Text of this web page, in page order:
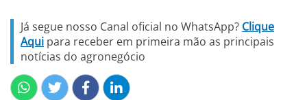
Já segue nosso Canal oficial no WhatsApp? Clique
Aqui para receber em primeira mão as principais
notícias do agronegócio